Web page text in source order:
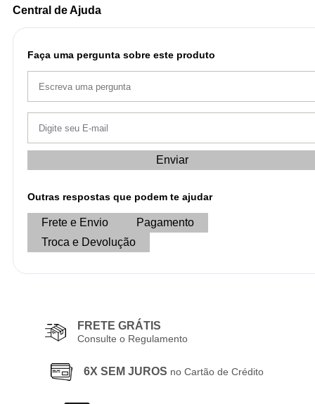
Central de Ajuda
Faça uma pergunta sobre este produto
Enviar
Outras respostas que podem te ajudar
Frete e Envio
Pagamento
Troca e Devolução
FRETE GRÁTIS
Consulte o Regulamento
6X SEM JUROS no Cartão de Crédito